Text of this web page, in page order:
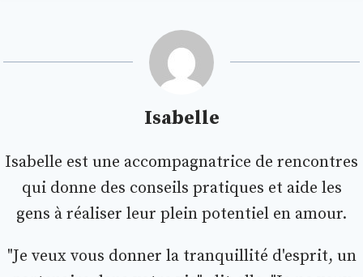
Isabelle
Isabelle est une accompagnatrice de rencontres
qui donne des conseils pratiques et aide les
gens à réaliser leur plein potentiel en amour.
"Je veux vous donner la tranquillité d'esprit, un